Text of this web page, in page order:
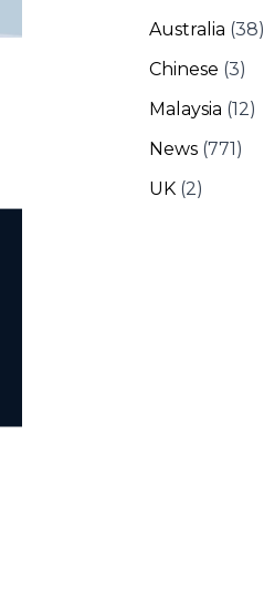
Australia (38)
Chinese (3)
Malaysia (12)
News (771)
UK (2)